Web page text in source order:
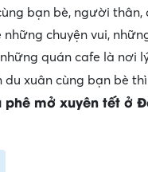
bạn bè, người thân,
chuyện vui,
quán cafe là nơi
xuân cùng bạn bè
phê mở xuyên tết ở